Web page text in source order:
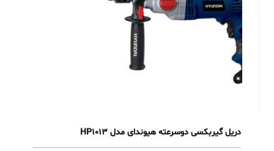
دریل گیربکسی دوسرعته هیوندای مدل HP1013